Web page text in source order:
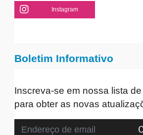
Instagram
Boletim Informativo
Inscreva-se em nossa lista
para obter as novas